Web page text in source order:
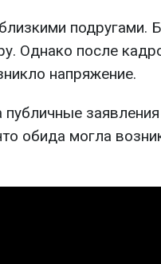
подругами.
Однако после
напряжение.
обида могла